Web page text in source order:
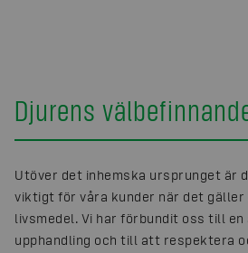
Djurens
Utöver det inhemska ursprunget är
viktigt för våra kunder när det gäller
livsmedel. Vi har förbundit oss till
upphandling och till att respektera